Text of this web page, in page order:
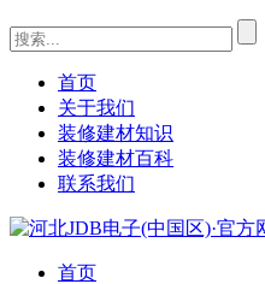
首页
关于我们
装修建材知识
装修建材百科
联系我们
首页